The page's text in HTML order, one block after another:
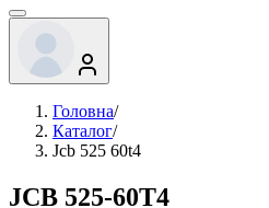
Головна/
Каталог/
Jcb 525 60t4
JCB 525-60T4